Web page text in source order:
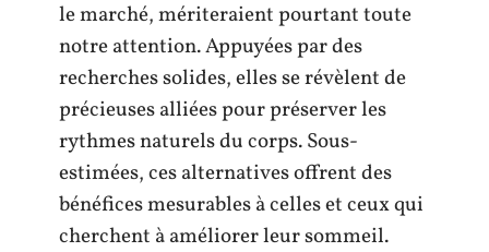
le marché, mériteraient pourtant toute
notre attention. Appuyées par des
recherches solides, elles se révèlent de
précieuses alliées pour préserver les
rythmes naturels du corps. Sous-
estimées, ces alternatives offrent des
bénéfices mesurables à celles et ceux qui
cherchent à améliorer leur sommeil.